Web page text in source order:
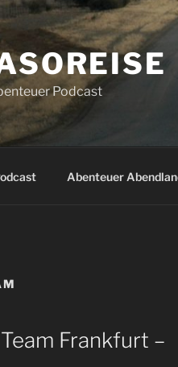
Podcast
Abenteuer
Frankfurt –